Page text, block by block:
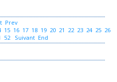
Prev
15 16 17 18 19 20 21 22 23 24 25 26
52 Suivant End